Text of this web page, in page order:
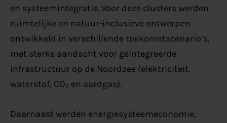
en systeemintegratie. Voor deze clusters werden
ruimtelijke en natuur-inclusieve ontwerpen
ontwikkeld in verschillende toekomstscenario’s,
met sterke aandacht voor geïntegreerde
infrastructuur op de Noordzee (elektriciteit,
waterstof, CO₂ en aardgas).
Daarnaast werden energiesysteemeconomie,